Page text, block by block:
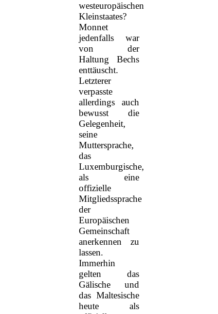
westeuropäischen
Kleinstaates?
Monnet
jedenfalls war
von der
Haltung Bechs
enttäuscht.
Letzterer
verpasste
allerdings auch
bewusst die
Gelegenheit,
seine
Muttersprache,
das
Luxemburgische,
als eine
offizielle
Mitgliedssprache
der
Europäischen
Gemeinschaft
anerkennen zu
lassen.
Immerhin
gelten das
Gälische und
das Maltesische
heute als